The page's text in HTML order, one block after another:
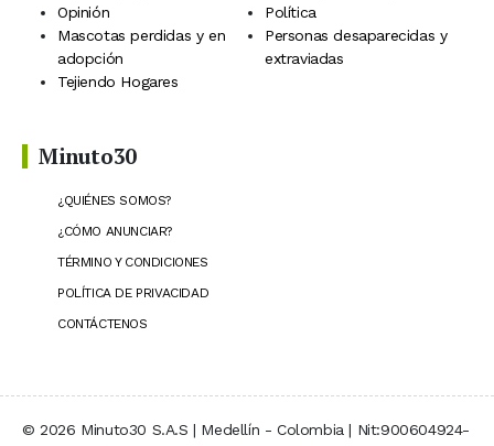
Opinión
Política
Mascotas perdidas y en
adopción
Personas desaparecidas y
extraviadas
Tejiendo Hogares
Minuto30
¿QUIÉNES SOMOS?
¿CÓMO ANUNCIAR?
TÉRMINO Y CONDICIONES
POLÍTICA DE PRIVACIDAD
CONTÁCTENOS
© 2026 Minuto30 S.A.S | Medellín - Colombia | Nit:900604924-